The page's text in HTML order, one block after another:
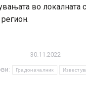
во локалната
30.11.2022
Градоначалник